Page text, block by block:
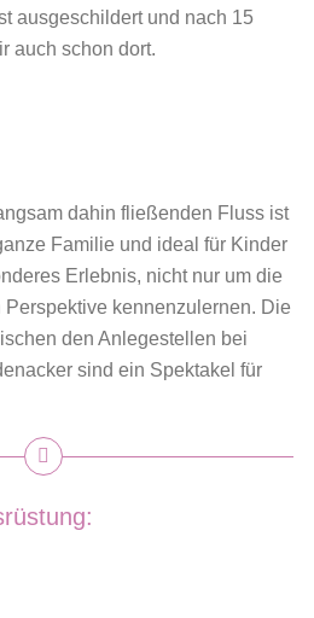
ausgeschildert und nach 15
auch schon dort.
dahin fließenden Fluss ist
Familie und ideal für Kinder
Erlebnis, nicht nur um die
Perspektive kennenzulernen. Die
den Anlegestellen bei
sind ein Spektakel für